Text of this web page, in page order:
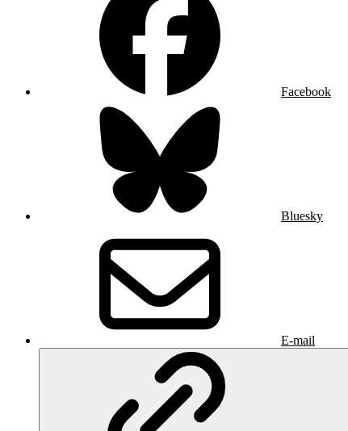
Facebook
Bluesky
E-mail